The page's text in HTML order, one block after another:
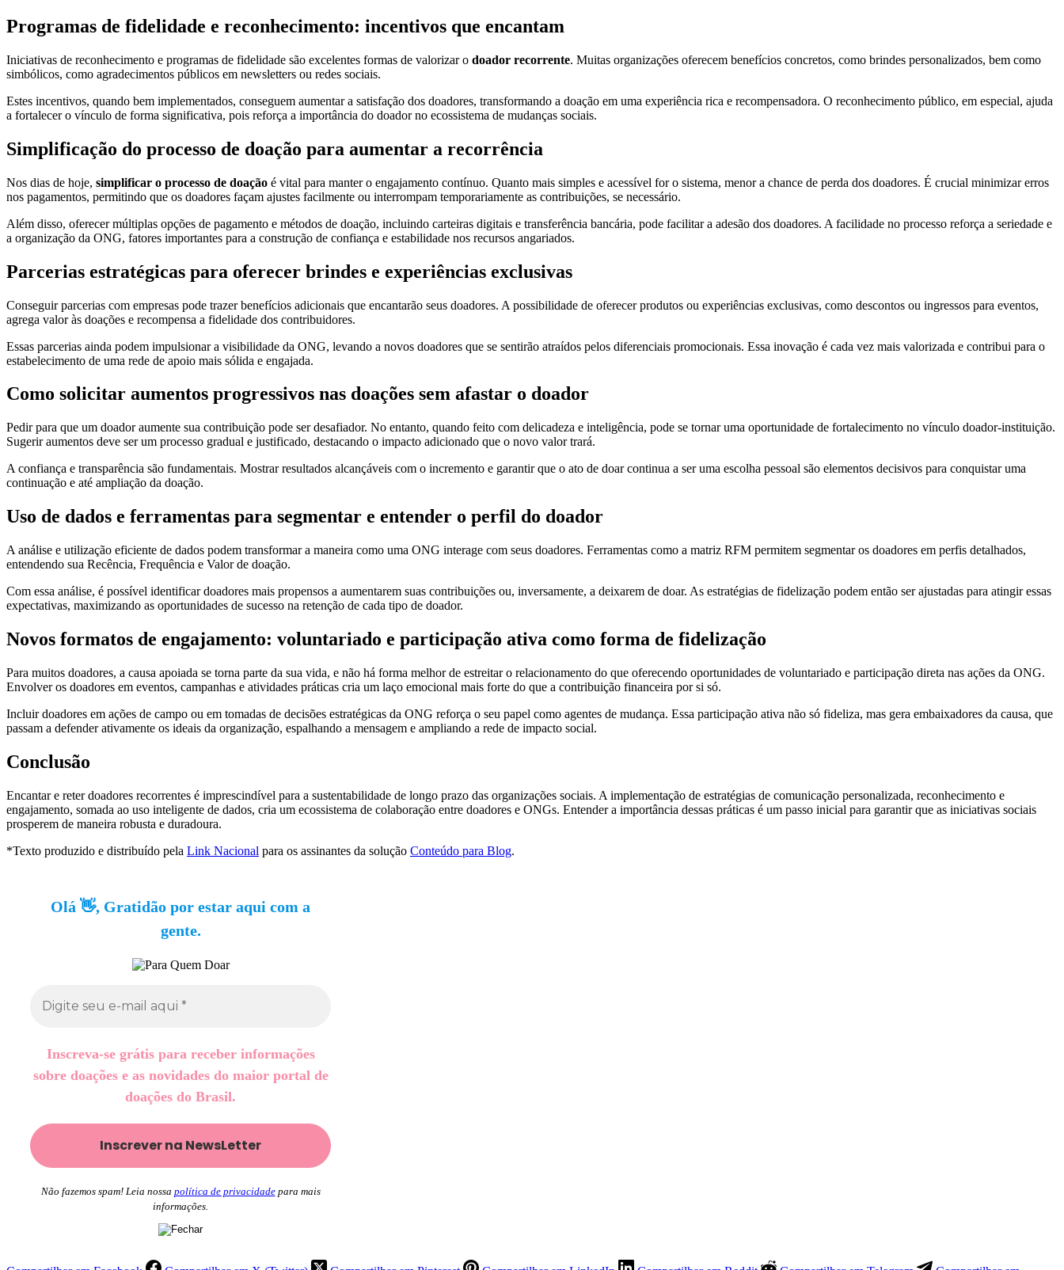
Programas de fidelidade e reconhecimento: incentivos que encantam
Iniciativas de reconhecimento e programas de fidelidade são excelentes formas de valorizar o doador recorrente. Muitas organizações oferecem benefícios concretos, como brindes personalizados, bem como
simbólicos, como agradecimentos públicos em newsletters ou redes sociais.
Estes incentivos, quando bem implementados, conseguem aumentar a satisfação dos doadores, transformando a doação em uma experiência rica e recompensadora. O reconhecimento público, em especial, ajuda
a fortalecer o vínculo de forma significativa, pois reforça a importância do doador no ecossistema de mudanças sociais.
Simplificação do processo de doação para aumentar a recorrência
Nos dias de hoje, simplificar o processo de doação é vital para manter o engajamento contínuo. Quanto mais simples e acessível for o sistema, menor a chance de perda dos doadores. É crucial minimizar erros
nos pagamentos, permitindo que os doadores façam ajustes facilmente ou interrompam temporariamente as contribuições, se necessário.
Além disso, oferecer múltiplas opções de pagamento e métodos de doação, incluindo carteiras digitais e transferência bancária, pode facilitar a adesão dos doadores. A facilidade no processo reforça a seriedade e
a organização da ONG, fatores importantes para a construção de confiança e estabilidade nos recursos angariados.
Parcerias estratégicas para oferecer brindes e experiências exclusivas
Conseguir parcerias com empresas pode trazer benefícios adicionais que encantarão seus doadores. A possibilidade de oferecer produtos ou experiências exclusivas, como descontos ou ingressos para eventos,
agrega valor às doações e recompensa a fidelidade dos contribuidores.
Essas parcerias ainda podem impulsionar a visibilidade da ONG, levando a novos doadores que se sentirão atraídos pelos diferenciais promocionais. Essa inovação é cada vez mais valorizada e contribui para o
estabelecimento de uma rede de apoio mais sólida e engajada.
Como solicitar aumentos progressivos nas doações sem afastar o doador
Pedir para que um doador aumente sua contribuição pode ser desafiador. No entanto, quando feito com delicadeza e inteligência, pode se tornar uma oportunidade de fortalecimento no vínculo doador-instituição.
Sugerir aumentos deve ser um processo gradual e justificado, destacando o impacto adicionado que o novo valor trará.
A confiança e transparência são fundamentais. Mostrar resultados alcançáveis com o incremento e garantir que o ato de doar continua a ser uma escolha pessoal são elementos decisivos para conquistar uma
continuação e até ampliação da doação.
Uso de dados e ferramentas para segmentar e entender o perfil do doador
A análise e utilização eficiente de dados podem transformar a maneira como uma ONG interage com seus doadores. Ferramentas como a matriz RFM permitem segmentar os doadores em perfis detalhados,
entendendo sua Recência, Frequência e Valor de doação.
Com essa análise, é possível identificar doadores mais propensos a aumentarem suas contribuições ou, inversamente, a deixarem de doar. As estratégias de fidelização podem então ser ajustadas para atingir essas
expectativas, maximizando as oportunidades de sucesso na retenção de cada tipo de doador.
Novos formatos de engajamento: voluntariado e participação ativa como forma de fidelização
Para muitos doadores, a causa apoiada se torna parte da sua vida, e não há forma melhor de estreitar o relacionamento do que oferecendo oportunidades de voluntariado e participação direta nas ações da ONG.
Envolver os doadores em eventos, campanhas e atividades práticas cria um laço emocional mais forte do que a contribuição financeira por si só.
Incluir doadores em ações de campo ou em tomadas de decisões estratégicas da ONG reforça o seu papel como agentes de mudança. Essa participação ativa não só fideliza, mas gera embaixadores da causa, que
passam a defender ativamente os ideais da organização, espalhando a mensagem e ampliando a rede de impacto social.
Conclusão
Encantar e reter doadores recorrentes é imprescindível para a sustentabilidade de longo prazo das organizações sociais. A implementação de estratégias de comunicação personalizada, reconhecimento e
engajamento, somada ao uso inteligente de dados, cria um ecossistema de colaboração entre doadores e ONGs. Entender a importância dessas práticas é um passo inicial para garantir que as iniciativas sociais
prosperem de maneira robusta e duradoura.
*Texto produzido e distribuído pela Link Nacional para os assinantes da solução Conteúdo para Blog.
Olá 👋, Gratidão por estar aqui com a
gente.
Inscreva-se grátis para receber informações
sobre doações e as novidades do maior portal de
doações do Brasil.
Não fazemos spam! Leia nossa política de privacidadepara mais
informações.